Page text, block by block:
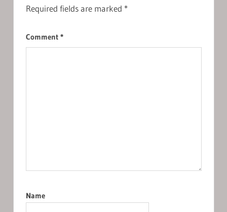
Required fields are marked *
Comment *
Name